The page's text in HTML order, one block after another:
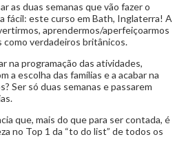
as duas semanas que vão fazer o
fácil: este curso em Bath, Inglaterra! A
aprendermos/aperfeiçoarmos
como verdadeiros britânicos.
na programação das atividades,
a escolha das famílias e a acabar na
Ser só duas semanas e passarem
que, mais do que para ser contada, é
no Top 1 da “to do list” de todos os